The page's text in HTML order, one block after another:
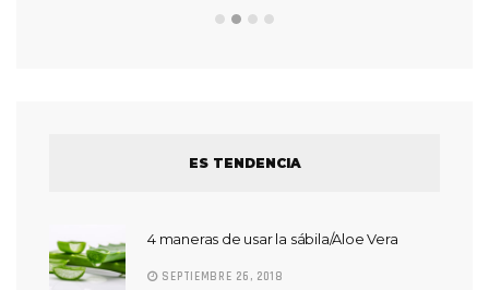
ES TENDENCIA
4 maneras de usar la sábila/Aloe Vera
SEPTIEMBRE 26, 2018